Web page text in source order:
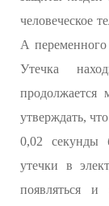
человеческое
А переменного
Утечка
продолжается
утверждать,
0,02 секунды
утечки в
появляться